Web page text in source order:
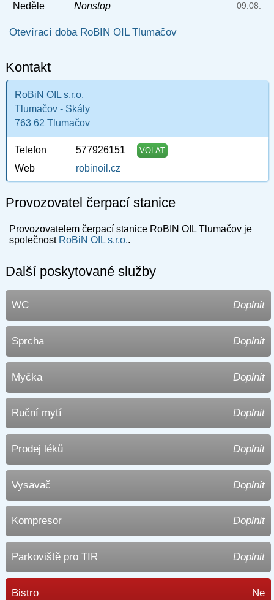
Neděle Nonstop 09.08.
Otevírací doba RoBIN OIL Tlumačov
Kontakt
RoBiN OIL s.r.o.
Tlumačov - Skály
763 62 Tlumačov
Telefon 577926151 VOLAT
Web robinoil.cz
Provozovatel čerpací stanice
Provozovatelem čerpací stanice RoBIN OIL Tlumačov je
společnost RoBiN OIL s.r.o..
Další poskytované služby
WC Doplnit
Sprcha Doplnit
Myčka Doplnit
Ruční mytí Doplnit
Prodej léků Doplnit
Vysavač Doplnit
Kompresor Doplnit
Parkoviště pro TIR Doplnit
Bistro Ne